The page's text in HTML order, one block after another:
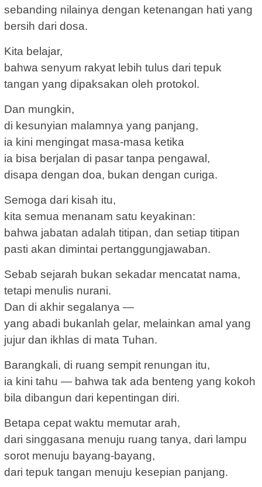
sebanding nilainya dengan ketenangan hati yang
bersih dari dosa.
Kita belajar,
bahwa senyum rakyat lebih tulus dari tepuk
tangan yang dipaksakan oleh protokol.
Dan mungkin,
di kesunyian malamnya yang panjang,
ia kini mengingat masa-masa ketika
ia bisa berjalan di pasar tanpa pengawal,
disapa dengan doa, bukan dengan curiga.
Semoga dari kisah itu,
kita semua menanam satu keyakinan:
bahwa jabatan adalah titipan, dan setiap titipan
pasti akan dimintai pertanggungjawaban.
Sebab sejarah bukan sekadar mencatat nama,
tetapi menulis nurani.
Dan di akhir segalanya —
yang abadi bukanlah gelar, melainkan amal yang
jujur dan ikhlas di mata Tuhan.
Barangkali, di ruang sempit renungan itu,
ia kini tahu — bahwa tak ada benteng yang kokoh
bila dibangun dari kepentingan diri.
Betapa cepat waktu memutar arah,
dari singgasana menuju ruang tanya, dari lampu
sorot menuju bayang-bayang,
dari tepuk tangan menuju kesepian panjang.